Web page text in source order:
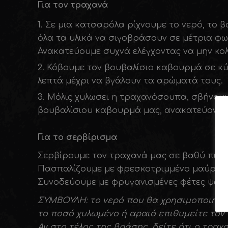
Για τον τραχανά
Σε μια κατσαρόλα ρίχνουμε το νερό, το
όλα τα υλικά να σιγοβράσουν σε μέτρια
Ανακατεύουμε συχνά ελέγχοντας να μην
Κόβουμε τον βουβαλίσιο καβουρμά σε
λεπτά μέχρι να βγάλουν τα αρώματά τους.
Μόλις χυλωσει η τραχανόσουπα,
βουβαλίσιου καβουρμά μας,
Για το σερβίρισμα
Σερβίρουμε τον τραχανά μας σε βαθύ
Πασπαλίζουμε με φρεσκοτριμμένο μαύρο
Συνοδεύουμε με φρυγανισμένες φέτες
ΣΥΜΒΟΥΛΗ: το νερό που θα
το ποσό χυλωμένο ή αραιό επιθυμείτε τον